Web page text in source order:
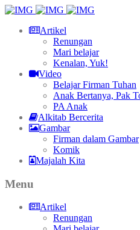
Artikel
Renungan
Mari belajar
Kenalan, Yuk!
Video
Belajar Firman Tuhan
Anak Bertanya, Pak
PA Anak
Alkitab Bercerita
Gambar
Firman dalam Gambar
Komik
Majalah Kita
Menu
Artikel
Renungan